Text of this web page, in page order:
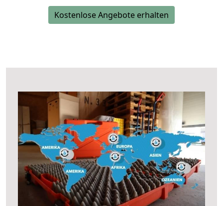
Kostenlose Angebote erhalten